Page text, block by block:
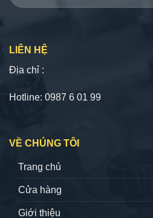
LIÊN HỆ
Địa chỉ :
Hotline: 0987 6 01 99
VỀ CHÚNG TÔI
Trang chủ
Cửa hàng
Giới thiệu